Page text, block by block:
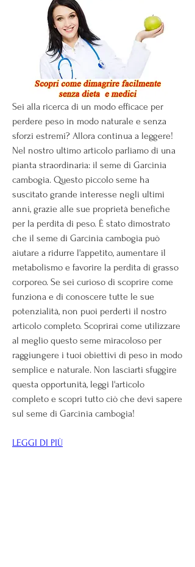
Sei alla ricerca di un modo efficace per
perdere peso in modo naturale e senza
sforzi estremi? Allora continua a leggere!
Nel nostro ultimo articolo parliamo di una
pianta straordinaria: il seme di Garcinia
cambogia. Questo piccolo seme ha
suscitato grande interesse negli ultimi
anni, grazie alle sue proprietà benefiche
per la perdita di peso. È stato dimostrato
che il seme di Garcinia cambogia può
aiutare a ridurre l'appetito, aumentare il
metabolismo e favorire la perdita di grasso
corporeo. Se sei curioso di scoprire come
funziona e di conoscere tutte le sue
potenzialità, non puoi perderti il nostro
articolo completo. Scoprirai come utilizzare
al meglio questo seme miracoloso per
raggiungere i tuoi obiettivi di peso in modo
semplice e naturale. Non lasciarti sfuggire
questa opportunità, leggi l'articolo
completo e scopri tutto ciò che devi sapere
sul seme di Garcinia cambogia!
LEGGI DI PIÙ